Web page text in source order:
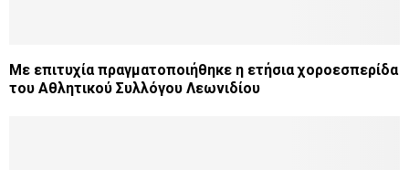
Με επιτυχία πραγματοποιήθηκε η ετήσια χοροεσπερίδα
του Αθλητικού Συλλόγου Λεωνιδίου